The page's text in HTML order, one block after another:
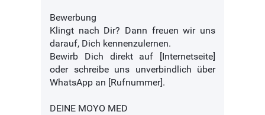
Bewerbung
Klingt nach Dir? Dann freuen wir uns
darauf, Dich kennenzulernen.
Bewirb Dich direkt auf [Internetseite]
oder schreibe uns unverbindlich über
WhatsApp an [Rufnummer].
DEINE MOYO MED